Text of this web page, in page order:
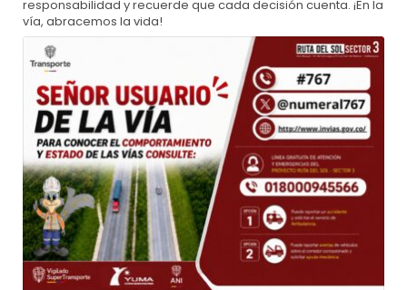
responsabilidad y recuerde que cada decisión cuenta. ¡En la
vía, abracemos la vida!